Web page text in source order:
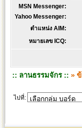
MSN Messenger:
Yahoo Messenger:
ตำแหน่ง AIM:
หมายเลข ICQ:
:: ลานธรรมจักร :: »
ไปที่: